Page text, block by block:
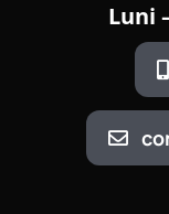
Luni